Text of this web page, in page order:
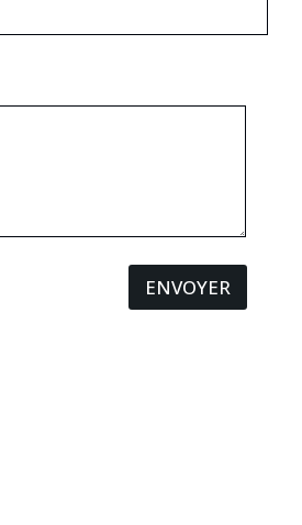
ENVOYER